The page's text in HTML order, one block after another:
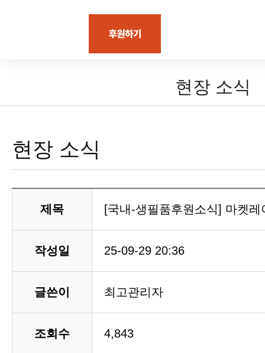
현장 소식
현장 소식
제목 [국내-생필품후원소식] 마켓
작성일 25-09-29 20:36
글쓴이 최고관리자
조회수 4,843